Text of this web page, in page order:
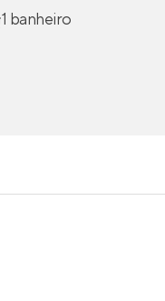
1 banheiro